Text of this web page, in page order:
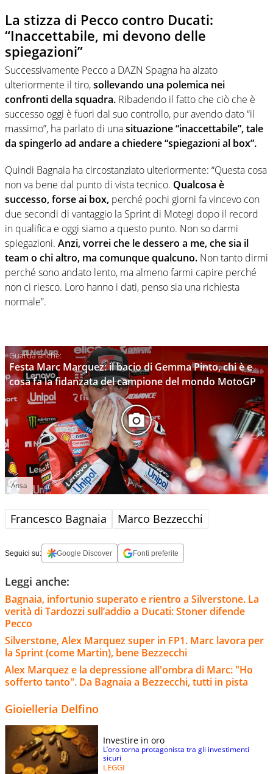
La stizza di Pecco contro Ducati:
“Inaccettabile, mi devono delle
spiegazioni”
Successivamente Pecco a DAZN Spagna ha alzato
ulteriormente il tiro,sollevando una polemica nei
confronti della squadra. Ribadendo il fatto che ciò che è
successo oggi è fuori dal suo controllo, pur avendo dato “il
massimo”, ha parlato di unasituazione “inaccettabile”, tale
da spingerlo ad andare a chiedere “spiegazioni al box”.
Quindi Bagnaia ha circostanziato ulteriormente: “Questa cosa
non va bene dal punto di vista tecnico. Qualcosa è
successo, forse ai box, perché pochi giorni fa vincevo con
due secondi di vantaggio la Sprint di Motegi dopo il record
in qualifica e oggi siamo a questo punto. Non so darmi
spiegazioni. Anzi, vorrei che le dessero a me, che sia il
team o chi altro, ma comunque qualcuno. Non tanto dirmi
perché sono andato lento, ma almeno farmi capire perché
non ci riesco. Loro hanno i dati, penso sia una richiesta
normale”.
Festa Marc Marquez: il bacio di Gemma Pinto, chi è e
cosa fa la fidanzata del campione del mondo MotoGP
Ansa
Francesco Bagnaia Marco Bezzecchi
Seguici su: Google Discover Fonti preferite
Leggi anche:
Bagnaia, infortunio superato e rientro a Silverstone. La
verità di Tardozzi sull’addio a Ducati: Stoner difende
Pecco
Silverstone, Alex Marquez super in FP1. Marc lavora per
la Sprint (come Martin), bene Bezzecchi
Alex Marquez e la depressione all'ombra di Marc: "Ho
sofferto tanto". Da Bagnaia a Bezzecchi, tutti in pista
Gioielleria Delfino
Investire in oro
L’oro torna protagonista tra gli investimenti
sicuri
LEGGI